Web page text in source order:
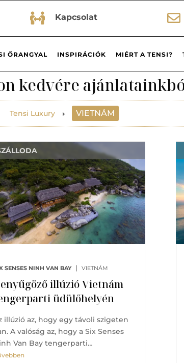
 Kapcsolat 
ŐRANGYAL INSPIRÁCIÓK MIÉRT A TENSI?
kedvére
Tensi Luxury E VIETNÁM
illúzió Vietnám
üdülőhelyén
SENSES NINH VAN BAY | VIETNÁM
illúzió az, hogy egy távoli szigeten
A valóság az, hogy a Six Senses
Van Bay tengerparti…